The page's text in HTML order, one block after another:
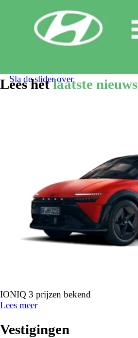
Lees hetlaatste nieuws
Sla de slider over
IONIQ 3 prijzen bekend
Lees meer
Vestigingen